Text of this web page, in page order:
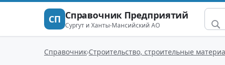
СП Справочник Предприятий
Сургут и Ханты-Мансийский АО
Справочник Строительство, строительные